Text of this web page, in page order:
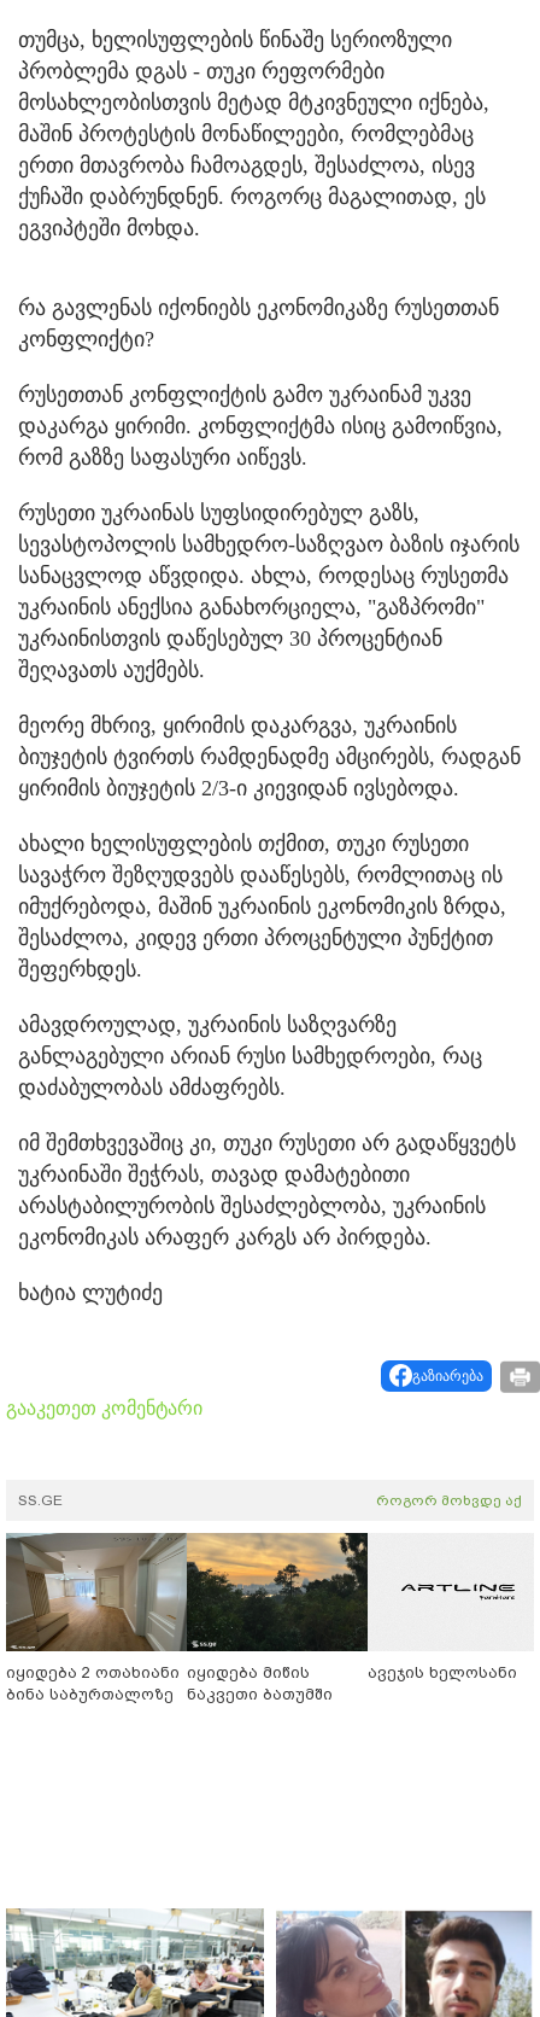
თუმცა, ხელისუფლების წინაშე სერიოზული
პრობლემა დგას - თუკი რეფორმები
მოსახლეობისთვის მეტად მტკივნეული იქნება,
მაშინ პროტესტის მონაწილეები, რომლებმაც
ერთი მთავრობა ჩამოაგდეს, შესაძლოა, ისევ
ქუჩაში დაბრუნდნენ. როგორც მაგალითად, ეს
ეგვიპტეში მოხდა.
რა გავლენას იქონიებს ეკონომიკაზე რუსეთთან
კონფლიქტი?
რუსეთთან კონფლიქტის გამო უკრაინამ უკვე
დაკარგა ყირიმი. კონფლიქტმა ისიც გამოიწვია,
რომ გაზზე საფასური აიწევს.
რუსეთი უკრაინას სუფსიდირებულ გაზს,
სევასტოპოლის სამხედრო-საზღვაო ბაზის იჯარის
სანაცვლოდ აწვდიდა. ახლა, როდესაც რუსეთმა
უკრაინის ანექსია განახორციელა, "გაზპრომი"
უკრაინისთვის დაწესებულ 30 პროცენტიან
შეღავათს აუქმებს.
მეორე მხრივ, ყირიმის დაკარგვა, უკრაინის
ბიუჯეტის ტვირთს რამდენადმე ამცირებს, რადგან
ყირიმის ბიუჯეტის 2/3-ი კიევიდან ივსებოდა.
ახალი ხელისუფლების თქმით, თუკი რუსეთი
სავაჭრო შეზღუდვებს დააწესებს, რომლითაც ის
იმუქრებოდა, მაშინ უკრაინის ეკონომიკის ზრდა,
შესაძლოა, კიდევ ერთი პროცენტული პუნქტით
შეფერხდეს.
ამავდროულად, უკრაინის საზღვარზე
განლაგებული არიან რუსი სამხედროები, რაც
დაძაბულობას ამძაფრებს.
იმ შემთხვევაშიც კი, თუკი რუსეთი არ გადაწყვეტს
უკრაინაში შეჭრას, თავად დამატებითი
არასტაბილურობის შესაძლებლობა, უკრაინის
ეკონომიკას არაფერ კარგს არ პირდება.
ხატია ლუტიძე
გაზიარება
გააკეთეთ კომენტარი
SS.GE როგორ მოხვდე აქ
იყიდება 2 ოთახიანი
ბინა საბურთალოზე
იყიდება მიწის
ნაკვეთი ბათუმში
ავეჯის ხელოსანი